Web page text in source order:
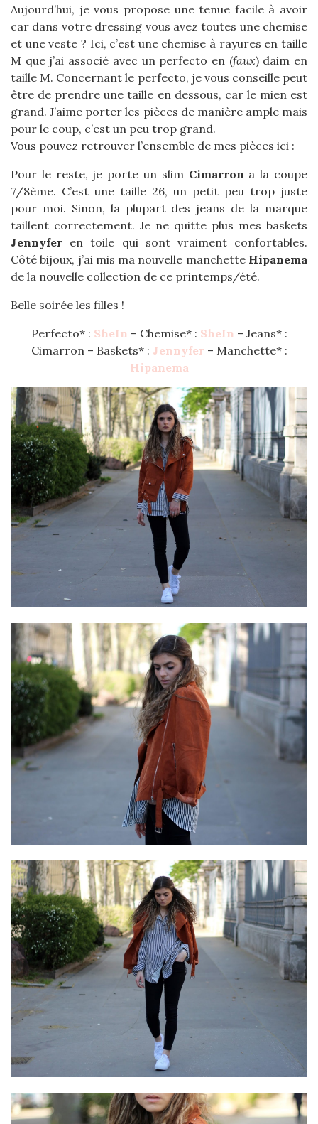
Aujourd’hui, je vous propose une tenue facile à avoir
car dans votre dressing vous avez toutes une chemise
et une veste ? Ici, c’est une chemise à rayures en taille
M que j’ai associé avec un perfecto en (faux) daim en
taille M. Concernant le perfecto, je vous conseille peut
être de prendre une taille en dessous, car le mien est
grand. J’aime porter les pièces de manière ample mais
pour le coup, c’est un peu trop grand.
Vous pouvez retrouver l’ensemble de mes pièces ici :
Pour le reste, je porte un slim Cimarron a la coupe
7/8ème. C’est une taille 26, un petit peu trop juste
pour moi. Sinon, la plupart des jeans de la marque
taillent correctement. Je ne quitte plus mes baskets
Jennyfer en toile qui sont vraiment confortables.
Côté bijoux, j’ai mis ma nouvelle manchette Hipanema
de la nouvelle collection de ce printemps/été.
Belle soirée les filles !
Perfecto* : SheIn – Chemise* : SheIn – Jeans* :
Cimarron – Baskets* : Jennyfer– Manchette* :
Hipanema